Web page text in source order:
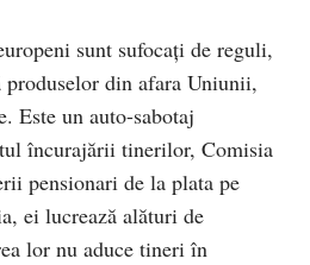
sunt sufocați de reguli,
produselor din afara Uniunii,
Este un auto-sabotaj
încurajării tinerilor, Comisia
pensionari de la plata pe
ei lucrează alături de
lor nu aduce tineri în